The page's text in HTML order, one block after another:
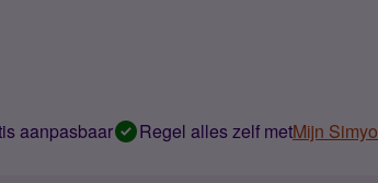
aanpasbaar Regel alles zelf metMijn Simyo